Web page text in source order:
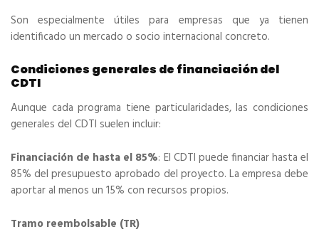
Son especialmente útiles para empresas que ya tienen
identificado un mercado o socio internacional concreto.
Condiciones generales de financiación del
CDTI
Aunque cada programa tiene particularidades, las condiciones
generales del CDTI suelen incluir:
Financiación de hasta el 85%: El CDTI puede financiar hasta el
85% del presupuesto aprobado del proyecto. La empresa debe
aportar al menos un 15% con recursos propios.
Tramo reembolsable (TR)